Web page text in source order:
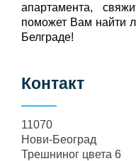
апартамента,
поможет Вам найти
Белграде!
Контакт
11070
Нови-Београд
Трешниног цвета 6